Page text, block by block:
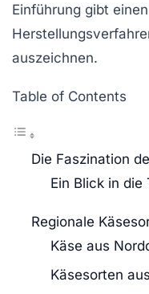
Einführung gibt
auszeichnen.
Table of Contents
Die Faszination
Ein Blick in die
Regionale
Käse aus
Käsesorten